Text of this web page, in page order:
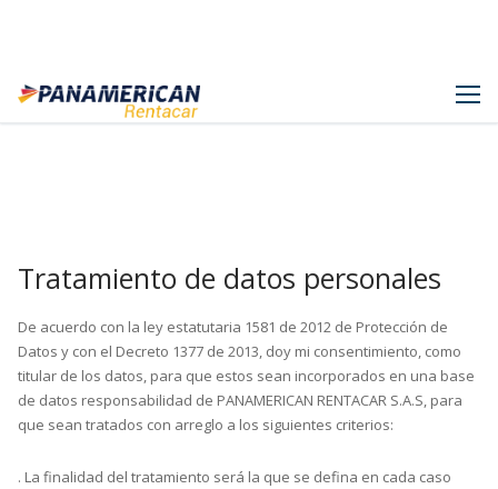
Tratamiento de datos personales
De acuerdo con la ley estatutaria 1581 de 2012 de Protección de
Datos y con el Decreto 1377 de 2013, doy mi consentimiento, como
titular de los datos, para que estos sean incorporados en una base
de datos responsabilidad de PANAMERICAN RENTACAR S.A.S, para
que sean tratados con arreglo a los siguientes criterios:
. La finalidad del tratamiento será la que se defina en cada caso